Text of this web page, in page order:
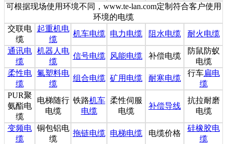
可根据现场使用环境不同，www.te-lan.com定制符合客户使用
环境的电缆
交联电
缆
起重机电
缆
机车电缆 电力电缆 阻水电缆
耐火电缆
通讯电
缆
机器人电
缆
信号电缆 风能电缆 补偿电缆
防鼠防蚁
电缆
柔性电
缆
氟塑料电
缆
组合电缆 矿用电缆 耐寒电缆
行车扁电
缆
PUR聚
氨酯电
缆
电梯随行
电缆
铁路机车
电缆
柔性伺服
电缆
补偿导线
抗拉耐磨
电缆
变频电
缆
铜包铝电
缆
拖链电缆 电梯电缆 电缆价格
硅橡胶电
缆